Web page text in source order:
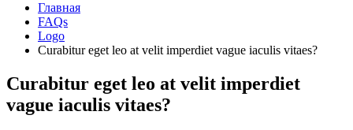
Главная
FAQs
Logo
Curabitur eget leo at velit imperdiet vague iaculis vitaes?
Curabitur eget leo at velit imperdiet
vague iaculis vitaes?